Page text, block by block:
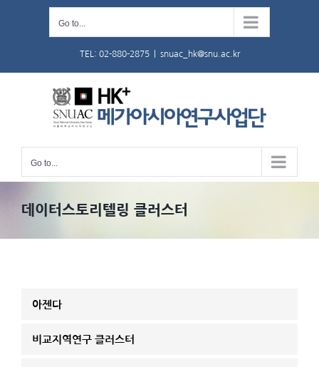
Go to...
TEL: 02-880-2875 snuac_hk@snu.ac.kr
Go to...
데이터스토리텔링 클러스터
아젠다
비교지역연구 클러스터